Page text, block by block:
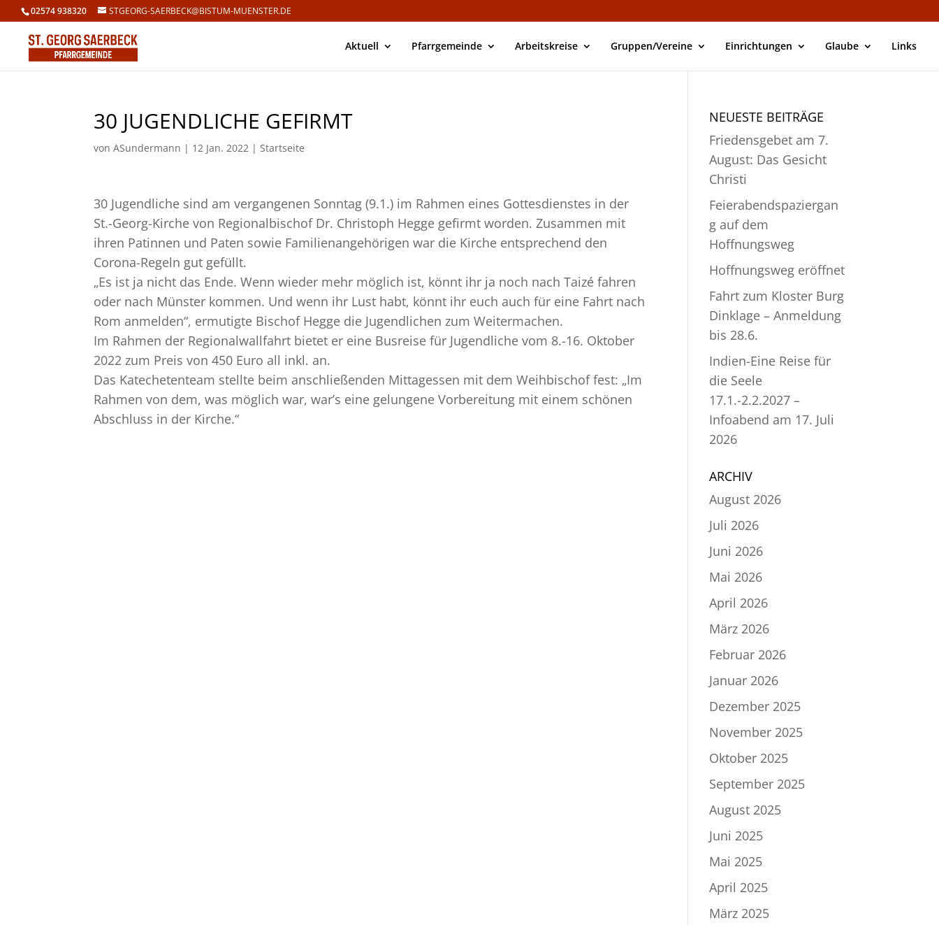
02574 938320 STGEORG-SAERBECK@BISTUM-MUENSTER.DE
Aktuell Pfarrgemeinde Arbeitskreise Gruppen/Vereine Einrichtungen Glaube Links
30 JUGENDLICHE GEFIRMT
vonASundermann | 12 Jan. 2022 |Startseite
30 Jugendliche sind am vergangenen Sonntag (9.1.) im Rahmen eines Gottesdienstes in der
St.-Georg-Kirche von Regionalbischof Dr. Christoph Hegge gefirmt worden. Zusammen mit
ihren Patinnen und Paten sowie Familienangehörigen war die Kirche entsprechend den
Corona-Regeln gut gefüllt.
„Es ist ja nicht das Ende. Wenn wieder mehr möglich ist, könnt ihr ja noch nach Taizé fahren
oder nach Münster kommen. Und wenn ihr Lust habt, könnt ihr euch auch für eine Fahrt nach
Rom anmelden“, ermutigte Bischof Hegge die Jugendlichen zum Weitermachen.
Im Rahmen der Regionalwallfahrt bietet er eine Busreise für Jugendliche vom 8.-16. Oktober
2022 zum Preis von 450 Euro all inkl. an.
Das Katechetenteam stellte beim anschließenden Mittagessen mit dem Weihbischof fest: „Im
Rahmen von dem, was möglich war, war’s eine gelungene Vorbereitung mit einem schönen
Abschluss in der Kirche.“
NEUESTE BEITRÄGE
Friedensgebet am 7.
August: Das Gesicht
Christi
Feierabendspaziergan
g auf dem
Hoffnungsweg
Hoffnungsweg eröffnet
Fahrt zum Kloster Burg
Dinklage – Anmeldung
bis 28.6.
Indien-Eine Reise für
die Seele
17.1.-2.2.2027 –
Infoabend am 17. Juli
2026
ARCHIV
August 2026
Juli 2026
Juni 2026
Mai 2026
April 2026
März 2026
Februar 2026
Januar 2026
Dezember 2025
November 2025
Oktober 2025
September 2025
August 2025
Juni 2025
Mai 2025
April 2025
März 2025